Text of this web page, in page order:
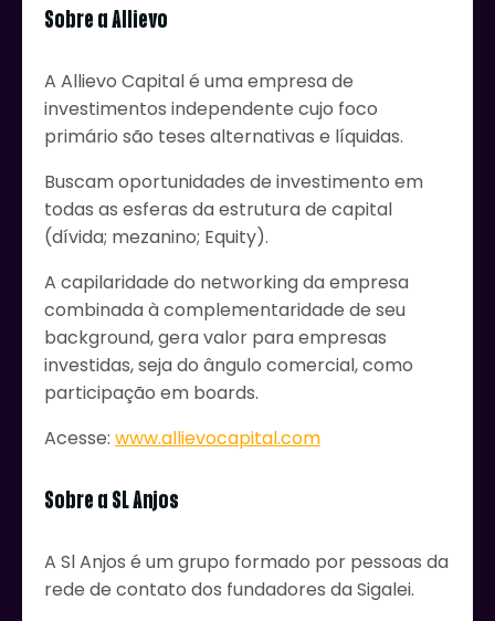
Sobre a Allievo
A Allievo Capital é uma empresa de
investimentos independente cujo foco
primário são teses alternativas e líquidas.
Buscam oportunidades de investimento em
todas as esferas da estrutura de capital
(dívida; mezanino; Equity).
A capilaridade do networking da empresa
combinada à complementaridade de seu
background, gera valor para empresas
investidas, seja do ângulo comercial, como
participação em boards.
Acesse: www.allievocapital.com
Sobre a SL Anjos
A Sl Anjos é um grupo formado por pessoas da
rede de contato dos fundadores da Sigalei.